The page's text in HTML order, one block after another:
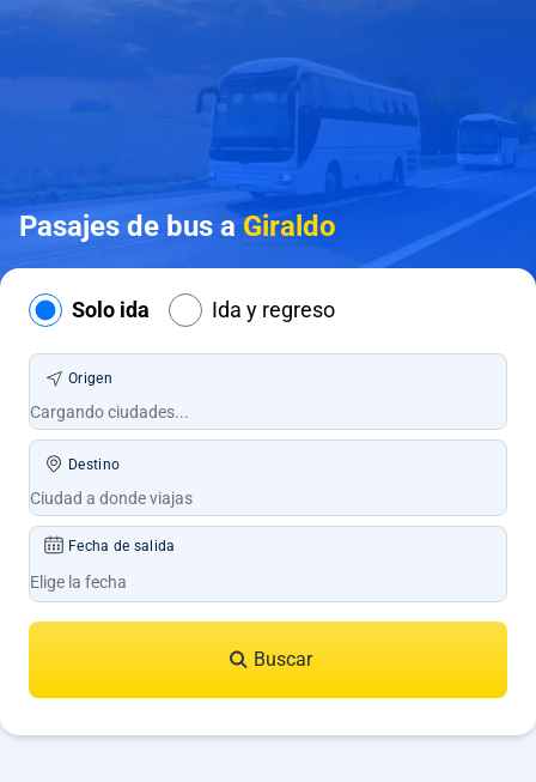
Pasajes de bus aGiraldo
Solo ida Ida y regreso
Origen
Destino
Fecha de salida
Buscar